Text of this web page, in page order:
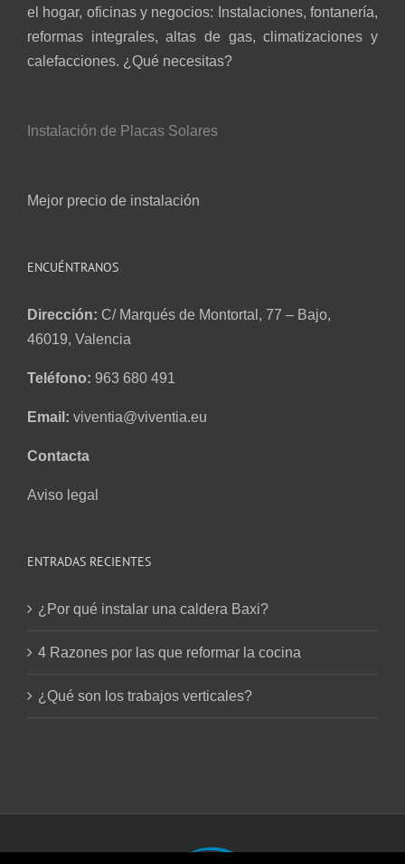
el hogar, oficinas y negocios: Instalaciones, fontanería,
reformas integrales, altas de gas, climatizaciones y
calefacciones. ¿Qué necesitas?
Instalación de Placas Solares
Mejor precio de instalación
ENCUÉNTRANOS
Dirección: C/ Marqués de Montortal, 77 – Bajo,
46019, Valencia
Teléfono: 963 680 491
Email: viventia@viventia.eu
Contacta
Aviso legal
ENTRADAS RECIENTES
¿Por qué instalar una caldera Baxi?
4 Razones por las que reformar la cocina
¿Qué son los trabajos verticales?